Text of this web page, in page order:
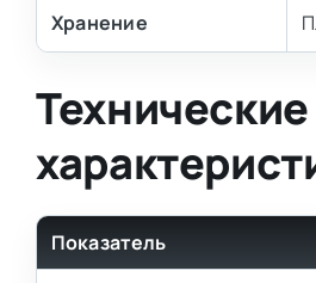
Хранение
Технические
Показатель